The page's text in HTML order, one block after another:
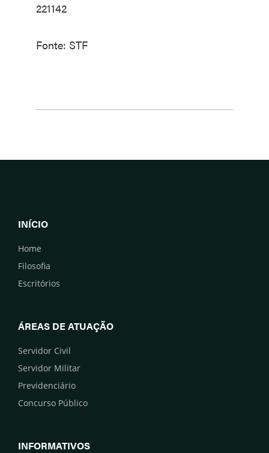
221142
Fonte: STF
INÍCIO
Home
Filosofia
Escritórios
ÁREAS DE ATUAÇÃO
Servidor Civil
Servidor Militar
Previdenciário
Concurso Público
INFORMATIVOS